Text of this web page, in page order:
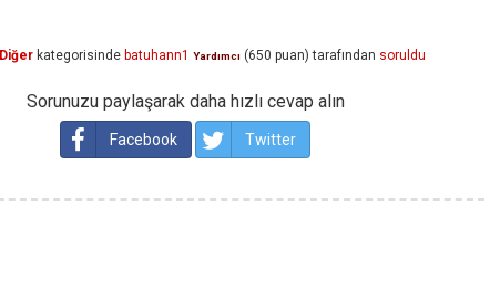
Diğer kategorisinde batuhann1 Yardımcı (650 puan) tarafından soruldu
Sorunuzu paylaşarak daha hızlı cevap alın
Facebook Twitter